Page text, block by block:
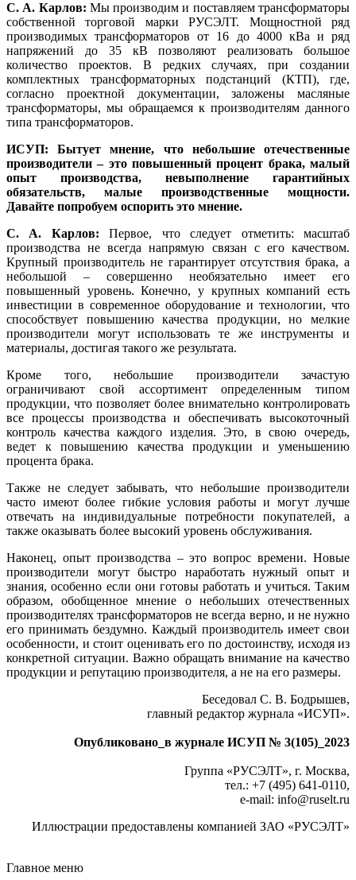
С. А. Карлов: Мы производим и поставляем трансформаторы
собственной торговой марки РУСЭЛТ. Мощностной ряд
производимых трансформаторов от 16 до 4000 кВа и ряд
напряжений до 35 кВ позволяют реализовать большое
количество проектов. В редких случаях, при создании
комплектных трансформаторных подстанций (КТП), где,
согласно проектной документации, заложены масляные
трансформаторы, мы обращаемся к производителям данного
ти­па трансформаторов.
ИСУП: Бытует мнение, что небольшие отечественные
производители – это повышенный процент брака, малый
опыт производства, невыполнение гарантийных
обязательств, малые производственные мощности.
Давайте попробуем оспорить это мнение.
С. А. Карлов: Первое, что следует отметить: масштаб
производства не всегда напрямую связан с его качеством.
Крупный производитель не гарантирует отсутствия брака, а
небольшой – совершенно необязательно имеет его
повышенный уровень. Конечно, у крупных компаний есть
инвестиции в современное оборудование и технологии, что
способствует повышению качества продукции, но мелкие
производители могут использовать те же инструменты и
материалы, достигая такого же результата.
Кроме того, небольшие производители зачастую
ограничивают свой ассортимент определенным типом
продукции, что позволяет более внимательно контролировать
все процессы производства и обеспечивать высокоточный
контроль качества каждого изделия. Это, в свою очередь,
ведет к повышению качества продукции и уменьшению
процента брака.
Также не следует забывать, что небольшие производители
часто имеют более гибкие условия работы и могут лучше
отвечать на индивидуальные потребности покупателей, а
также оказывать более высокий уровень обслуживания.
Наконец, опыт производства – это вопрос времени. Новые
производители могут быстро наработать нужный опыт и
знания, особенно если они готовы работать и учиться. Таким
образом, обобщенное мнение о небольших отечественных
производителях трансформаторов не всегда верно, и не нужно
его принимать бездумно. Каждый производитель имеет свои
особенности, и стоит оценивать его по достоинству, исходя из
конкретной ситуации. Важно обращать внимание на качество
продукции и репутацию производителя, а не на его размеры.
Беседовал С. В. Бодрышев,
главный редактор журнала «ИСУП».
Опубликовано_в журнале ИСУП № 3(105)_2023
Группа «РУСЭЛТ», г. Москва,
тел.: +7 (495) 641‑0110,
e-mail: info@ruselt.ru
Иллюстрации предоставлены компанией ЗАО «РУСЭЛТ»
Главное меню